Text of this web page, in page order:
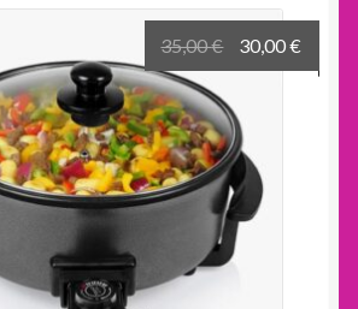
35,00€
Le
prix
initial
était :
35,00 €.
30,00€
prix